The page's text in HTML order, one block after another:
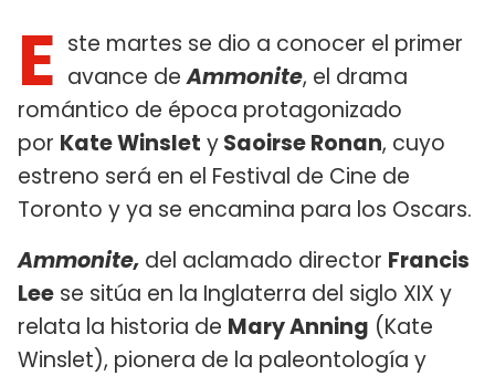
E ste martes se dio a conocer el primer
avance deAmmonite, el drama
romántico de época protagonizado
por Kate Winslet ySaoirse Ronan, cuyo
estreno será en el Festival de Cine de
Toronto y ya se encamina para los Oscars.
Ammonite, del aclamado director Francis
Lee se sitúa en la Inglaterra del siglo XIX y
relata la historia de Mary Anning (Kate
Winslet), pionera de la paleontología y